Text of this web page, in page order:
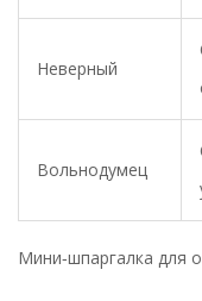
Неверный
Вольнодумец
Мини‑шпаргалка для